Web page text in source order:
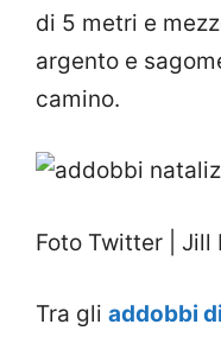
di 5 metri e
argento e
camino.
Foto Twitter | Jill
Tra gli addobbi